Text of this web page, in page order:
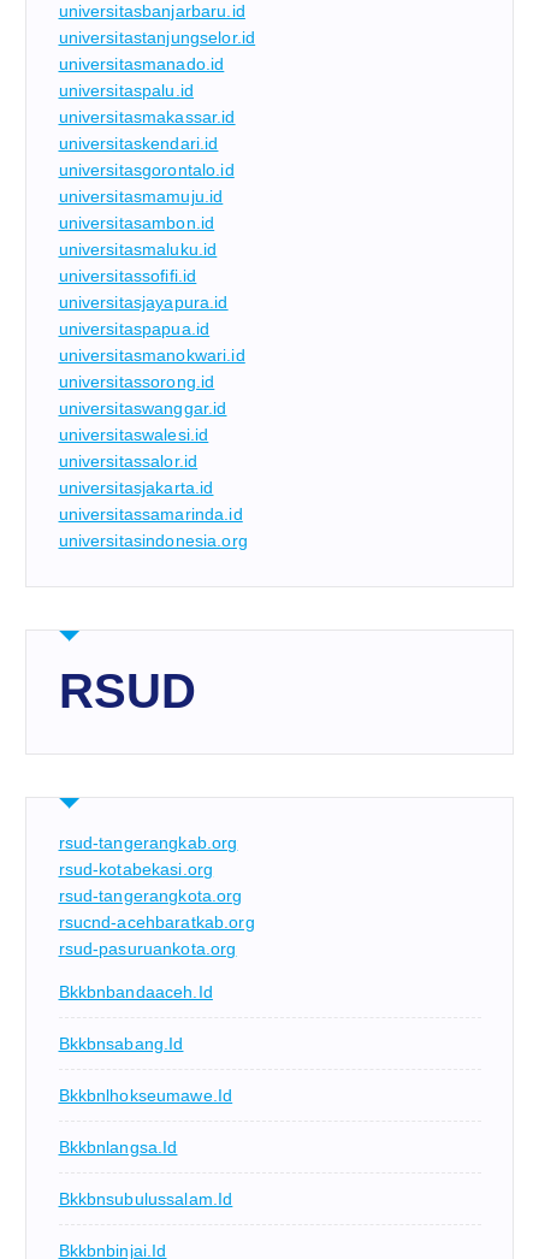
universitasbanjarbaru.id
universitastanjungselor.id
universitasmanado.id
universitaspalu.id
universitasmakassar.id
universitaskendari.id
universitasgorontalo.id
universitasmamuju.id
universitasambon.id
universitasmaluku.id
universitassofifi.id
universitasjayapura.id
universitaspapua.id
universitasmanokwari.id
universitassorong.id
universitaswanggar.id
universitaswalesi.id
universitassalor.id
universitasjakarta.id
universitassamarinda.id
universitasindonesia.org
RSUD
rsud-tangerangkab.org
rsud-kotabekasi.org
rsud-tangerangkota.org
rsucnd-acehbaratkab.org
rsud-pasuruankota.org
Bkkbnbandaaceh.id
Bkkbnsabang.id
Bkkbnlhokseumawe.id
Bkkbnlangsa.id
Bkkbnsubulussalam.id
Bkkbnbinjai.id